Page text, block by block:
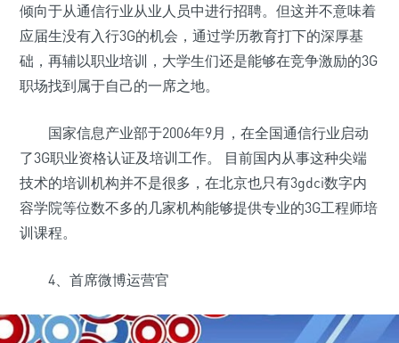
倾向于从通信行业从业人员中进行招聘。但这并不意味着
应届生没有入行3G的机会，通过学历教育打下的深厚基
础，再辅以职业培训，大学生们还是能够在竞争激励的3G
职场找到属于自己的一席之地。
国家信息产业部于2006年9月，在全国通信行业启动
了3G职业资格认证及培训工作。 目前国内从事这种尖端
技术的培训机构并不是很多，在北京也只有3gdci数字内
容学院等位数不多的几家机构能够提供专业的3G工程师培
训课程。
4、首席微博运营官